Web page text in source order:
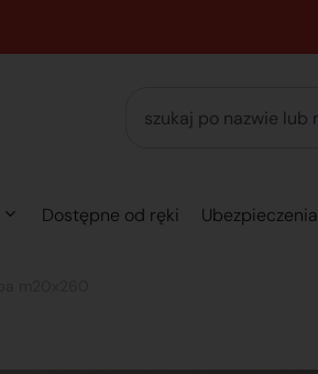
Dostępne od ręki Ubezpieczenia